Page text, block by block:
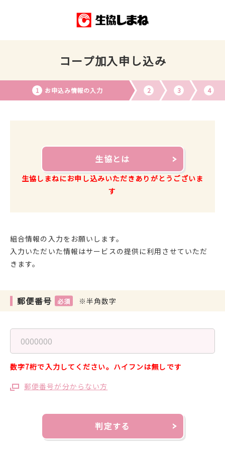
コープ加入申し込み
お申込み情報の入力
生協とは
生協しまねにお申し込みいただきありがとうございま
す
組合情報の入力をお願いします。
入力いただいた情報はサービスの提供に利用させていただ
きます。
郵便番号 ※半角数字
数字7桁で入力してください。ハイフンは無しです
郵便番号が分からない方